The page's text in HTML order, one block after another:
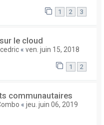
1 2 3
le cloud
« ven. juin 15, 2018
1 2
communautaires
« jeu. juin 06, 2019